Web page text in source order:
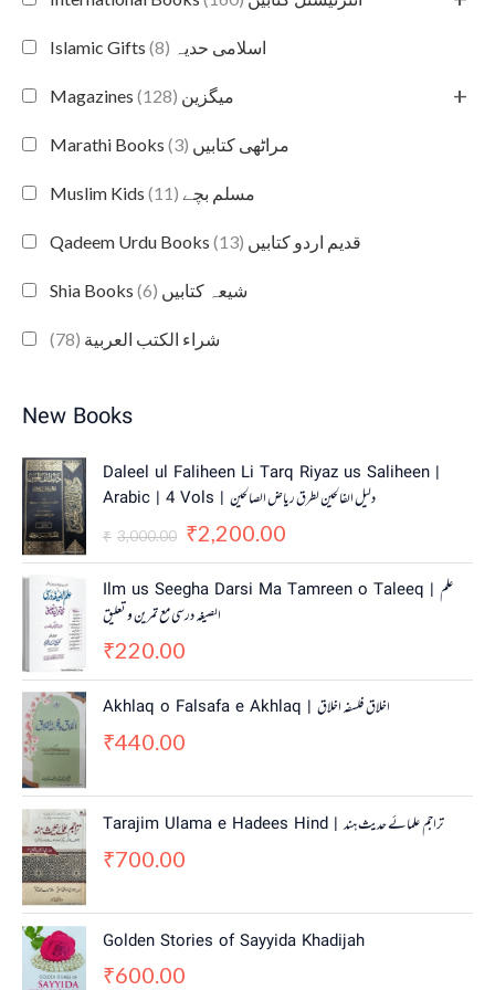
Islamic Gifts اسلامی حدیہ (8)
Magazines میگزین (128) +
Marathi Books مراٹھی کتابیں (3)
Muslim Kids مسلم بچے (11)
Qadeem Urdu Books قدیم اردو کتابیں (13)
Shia Books شیعہ کتابیں (6)
شراء الكتب العربية (78)
New Books
Daleel ul Faliheen Li Tarq Riyaz us Saliheen |
Arabic | 4 Vols | دلیل الفالحین لطرق ریاض الصالحین
₹ 3,000.00
O
i
g
n
a
l
p
c
e
:
₹
0
0
₹2,200.00
u
r
r
t
e
2
.
Ilm us Seegha Darsi Ma Tamreen o Taleeq | علم
الصیغہ درسی مع تمرین و تعلیق
₹220.00
Akhlaq o Falsafa e Akhlaq | اخلاق فلسفہ اخلاق
₹440.00
Tarajim Ulama e Hadees Hind | تراجم علمائے حديث ہند
₹700.00
Golden Stories of Sayyida Khadijah
₹600.00